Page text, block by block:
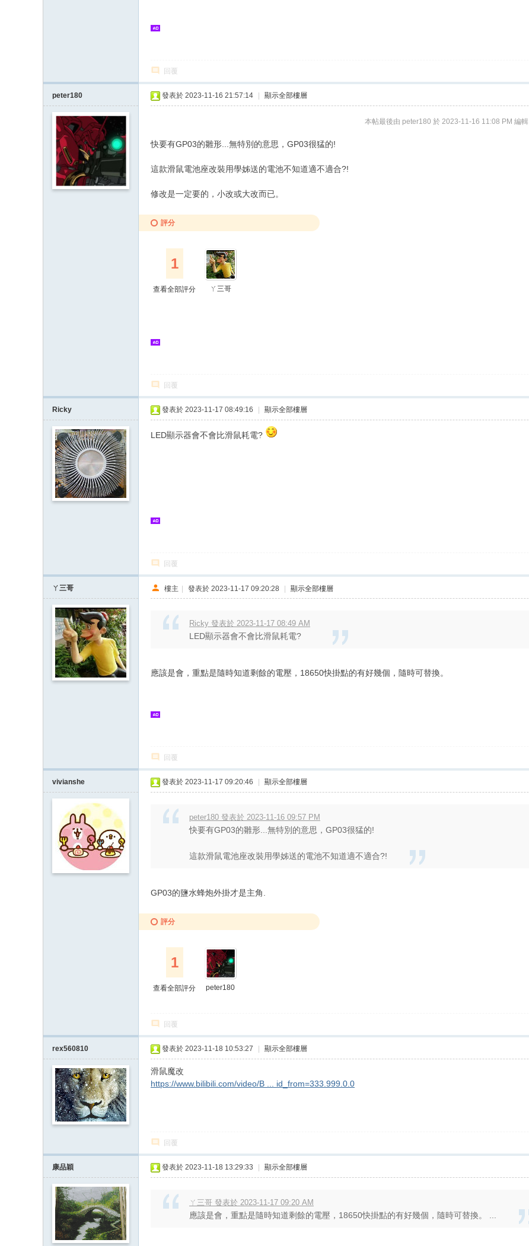
回覆
peter180 發表於 2023-11-16 21:57:14 顯示全部樓層
本帖最後由 peter180 於 2023-11-16 11:08 PM 編輯
快要有GP03的雛形...無特別的意思，GP03很猛的!
這款滑鼠電池座改裝用學姊送的電池不知道適不適合?!
修改是一定要的，小改或大改而已。
評分
1
查看全部評分 ㄚ三哥
回覆
Ricky 發表於 2023-11-17 08:49:16 顯示全部樓層
LED顯示器會不會比滑鼠耗電?
回覆
ㄚ三哥 樓主 | 發表於 2023-11-17 09:20:28 | 顯示全部樓層
Ricky 發表於 2023-11-17 08:49 AM
LED顯示器會不會比滑鼠耗電?
應該是會，重點是隨時知道剩餘的電壓，18650快掛點的有好幾個，隨時可替換。
回覆
vivianshe 發表於 2023-11-17 09:20:46 顯示全部樓層
peter180 發表於 2023-11-16 09:57 PM
快要有GP03的雛形...無特別的意思，GP03很猛的!
這款滑鼠電池座改裝用學姊送的電池不知道適不適合?!
GP03的鹽水蜂炮外掛才是主角.
評分
1
查看全部評分 peter180
回覆
rex560810 發表於 2023-11-18 10:53:27 顯示全部樓層
滑鼠魔改
https://www.bilibili.com/video/B ... id_from=333.999.0.0
回覆
康品穎 發表於 2023-11-18 13:29:33 顯示全部樓層
ㄚ三哥 發表於 2023-11-17 09:20 AM
應該是會，重點是隨時知道剩餘的電壓，18650快掛點的有好幾個，隨時可替換。 ...